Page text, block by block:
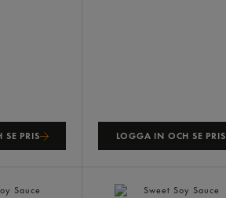
PRIS LOGGA IN OCH SE PRIS